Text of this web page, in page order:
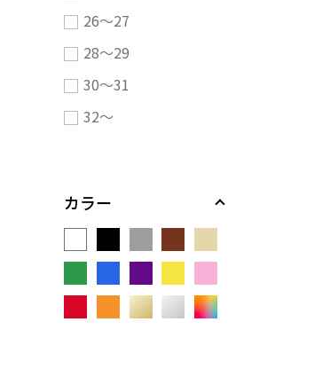
26～27
28～29
30～31
32～
カラー